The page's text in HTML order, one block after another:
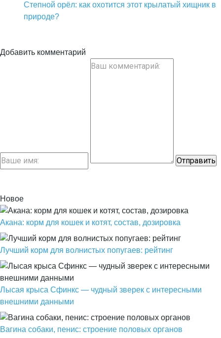
Степной орёл: как охотится этот крылатый хищник в
природе?
Добавить комментарий
Новое
Акана: корм для кошек и котят, состав, дозировка
Лучший корм для волнистых попугаев: рейтинг
Лысая крыса Сфинкс — чудный зверек с интересными
внешними данными
Вагина собаки, пенис: строение половых органов